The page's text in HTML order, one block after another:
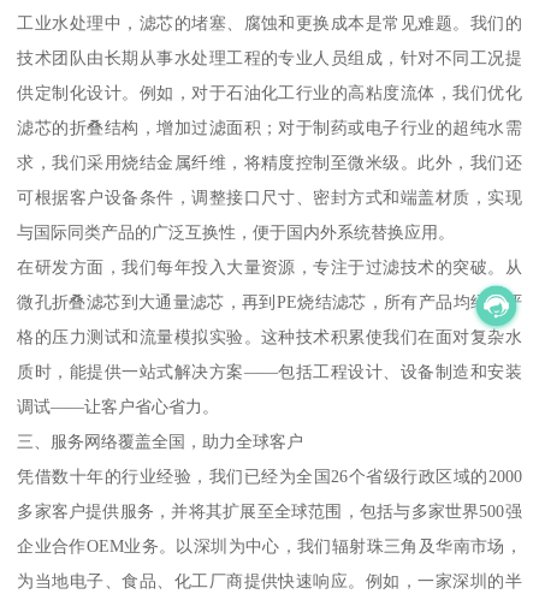
工业水处理中，滤芯的堵塞、腐蚀和更换成本是常见难题。我们的
技术团队由长期从事水处理工程的专业人员组成，针对不同工况提
供定制化设计。例如，对于石油化工行业的高粘度流体，我们优化
滤芯的折叠结构，增加过滤面积；对于制药或电子行业的超纯水需
求，我们采用烧结金属纤维，将精度控制至微米级。此外，我们还
可根据客户设备条件，调整接口尺寸、密封方式和端盖材质，实现
与国际同类产品的广泛互换性，便于国内外系统替换应用。
在研发方面，我们每年投入大量资源，专注于过滤技术的突破。从
微孔折叠滤芯到大通量滤芯，再到PE烧结滤芯，所有产品均经过严
格的压力测试和流量模拟实验。这种技术积累使我们在面对复杂水
质时，能提供一站式解决方案——包括工程设计、设备制造和安装
调试——让客户省心省力。
三、服务网络覆盖全国，助力全球客户
凭借数十年的行业经验，我们已经为全国26个省级行政区域的2000
多家客户提供服务，并将其扩展至全球范围，包括与多家世界500强
企业合作OEM业务。以深圳为中心，我们辐射珠三角及华南市场，
为当地电子、食品、化工厂商提供快速响应。例如，一家深圳的半